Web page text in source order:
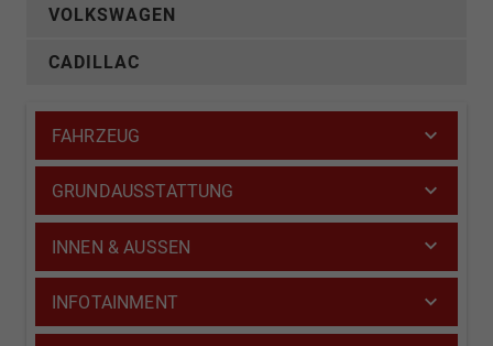
VOLKSWAGEN
CADILLAC
FAHRZEUG
GRUNDAUSSTATTUNG
INNEN & AUSSEN
INFOTAINMENT